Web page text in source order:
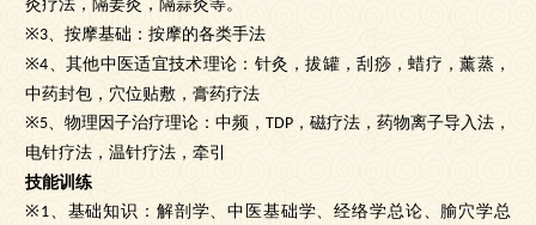
灸疗法，隔姜灸，隔蒜灸等。
※3、按摩基础：按摩的各类手法
※4、其他中医适宜技术理论： 针灸，拔罐，刮痧，蜡疗，薰蒸，
中药封包，穴位贴敷，膏药疗法
※5、物理因子治疗理论：中频， TDP ，磁疗法，药物离子导入法，
电针疗法，温针疗法，牵引
技能训练
※1、基础知识：解剖学、中医基础学、经络学总论、腧穴学总